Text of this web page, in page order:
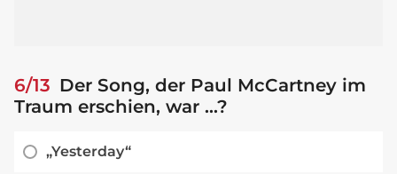
6/13 Der Song, der Paul McCartney im
Traum erschien, war ...?
„Yesterday“